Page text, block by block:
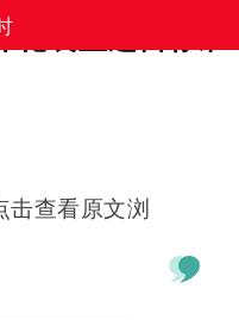
化装置运营标准
击查看原文浏